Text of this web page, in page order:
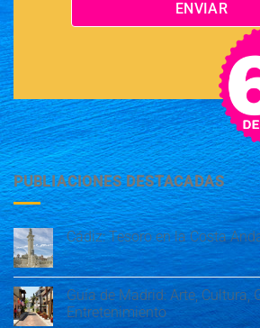
PUBLIACIONES DESTACADAS
Cádiz: Tesoro en la Costa
Guía de Madrid: Arte, Cultura,
Entretenimiento